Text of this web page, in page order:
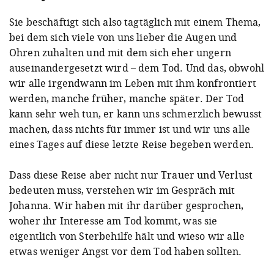
Sie beschäftigt sich also tagtäglich mit einem Thema,
bei dem sich viele von uns lieber die Augen und
Ohren zuhalten und mit dem sich eher ungern
auseinandergesetzt wird – dem Tod. Und das, obwohl
wir alle irgendwann im Leben mit ihm konfrontiert
werden, manche früher, manche später. Der Tod
kann sehr weh tun, er kann uns schmerzlich bewusst
machen, dass nichts für immer ist und wir uns alle
eines Tages auf diese letzte Reise begeben werden.
Dass diese Reise aber nicht nur Trauer und Verlust
bedeuten muss, verstehen wir im Gespräch mit
Johanna. Wir haben mit ihr darüber gesprochen,
woher ihr Interesse am Tod kommt, was sie
eigentlich von Sterbehilfe hält und wieso wir alle
etwas weniger Angst vor dem Tod haben sollten.